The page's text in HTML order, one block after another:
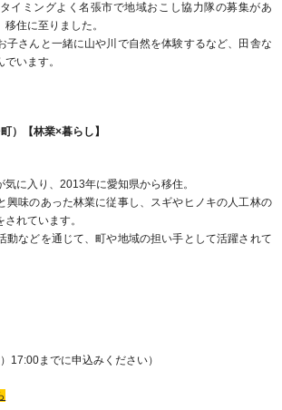
イミングよく名張市で地域おこし協力隊の募集があ
住に至りました。
子さんと一緒に山や川で自然を体験するなど、田舎な
います。
）【林業×暮らし】
に入り、2013年に愛知県から移住。
興味のあった林業に従事し、スギやヒノキの人工林の
れています。
動などを通じて、町や地域の担い手として活躍されて
17:00までに申込みください）